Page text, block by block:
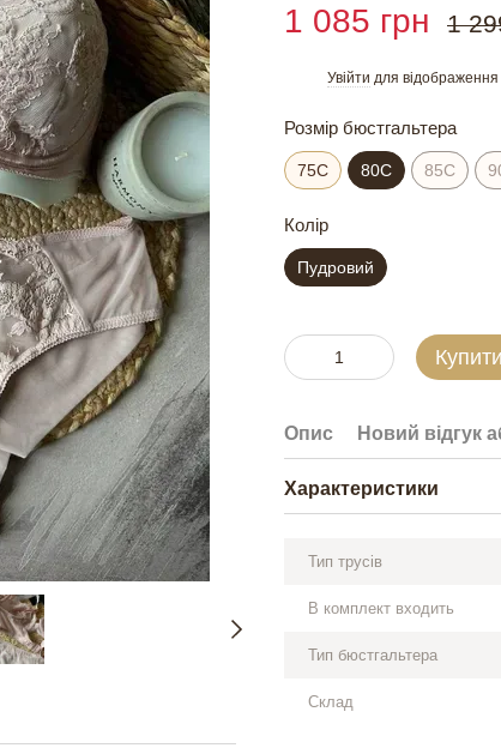
1 085 грн 1
Увійти для відображення
Розмір бюстгальтера
75C 80C 85C
Колір
Пудровий
Купити
Опис Новий відгук
Характеристики
Тип трусів
В комплект входить
Тип бюстгальтера
Склад